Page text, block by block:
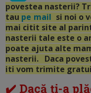
povestea nasterii?
tau pe mail si noi o
mai citit site al
nasterii tale este o
poate ajuta alte
nasterii. Daca
iti vom trimite
✔️ Dacă ți-a